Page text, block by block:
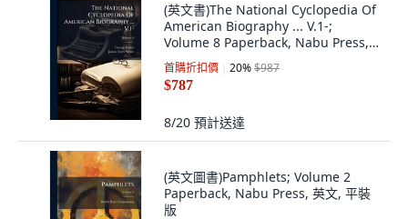
(英文書)The National Cyclopedia Of
American Biography ... V.1-;
Volume 8 Paperback, Nabu Press,
英文, 平裝版
首購折扣價 20%$987
$787
8/20 預計送達
(英文圖書)Pamphlets; Volume 2
Paperback, Nabu Press, 英文, 平裝
版